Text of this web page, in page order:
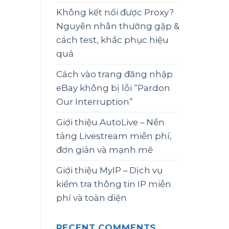
Không kết nối được Proxy?
Nguyên nhân thường gặp &
cách test, khắc phục hiệu
quả
Cách vào trang đăng nhập
eBay không bị lỗi “Pardon
Our Interruption”
Giới thiệu AutoLive – Nền
tảng Livestream miễn phí,
đơn giản và mạnh mẽ
Giới thiệu MyIP – Dịch vụ
kiểm tra thông tin IP miễn
phí và toàn diện